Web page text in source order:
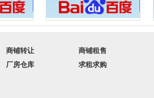
商铺转让
商铺租售
厂房仓库 求租求购